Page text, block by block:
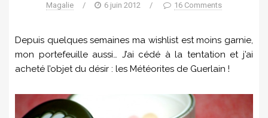
Magalie / 6 juin 2012 / 16 Comments
Depuis quelques semaines ma wishlist est moins garnie,
mon portefeuille aussi… J’ai cédé à la tentation et j’ai
acheté l’objet du désir : les Météorites de Guerlain !